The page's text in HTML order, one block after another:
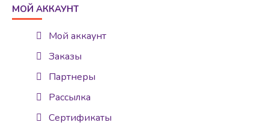
МОЙ АККАУНТ
Мой аккаунт
Заказы
Партнеры
Рассылка
Сертификаты